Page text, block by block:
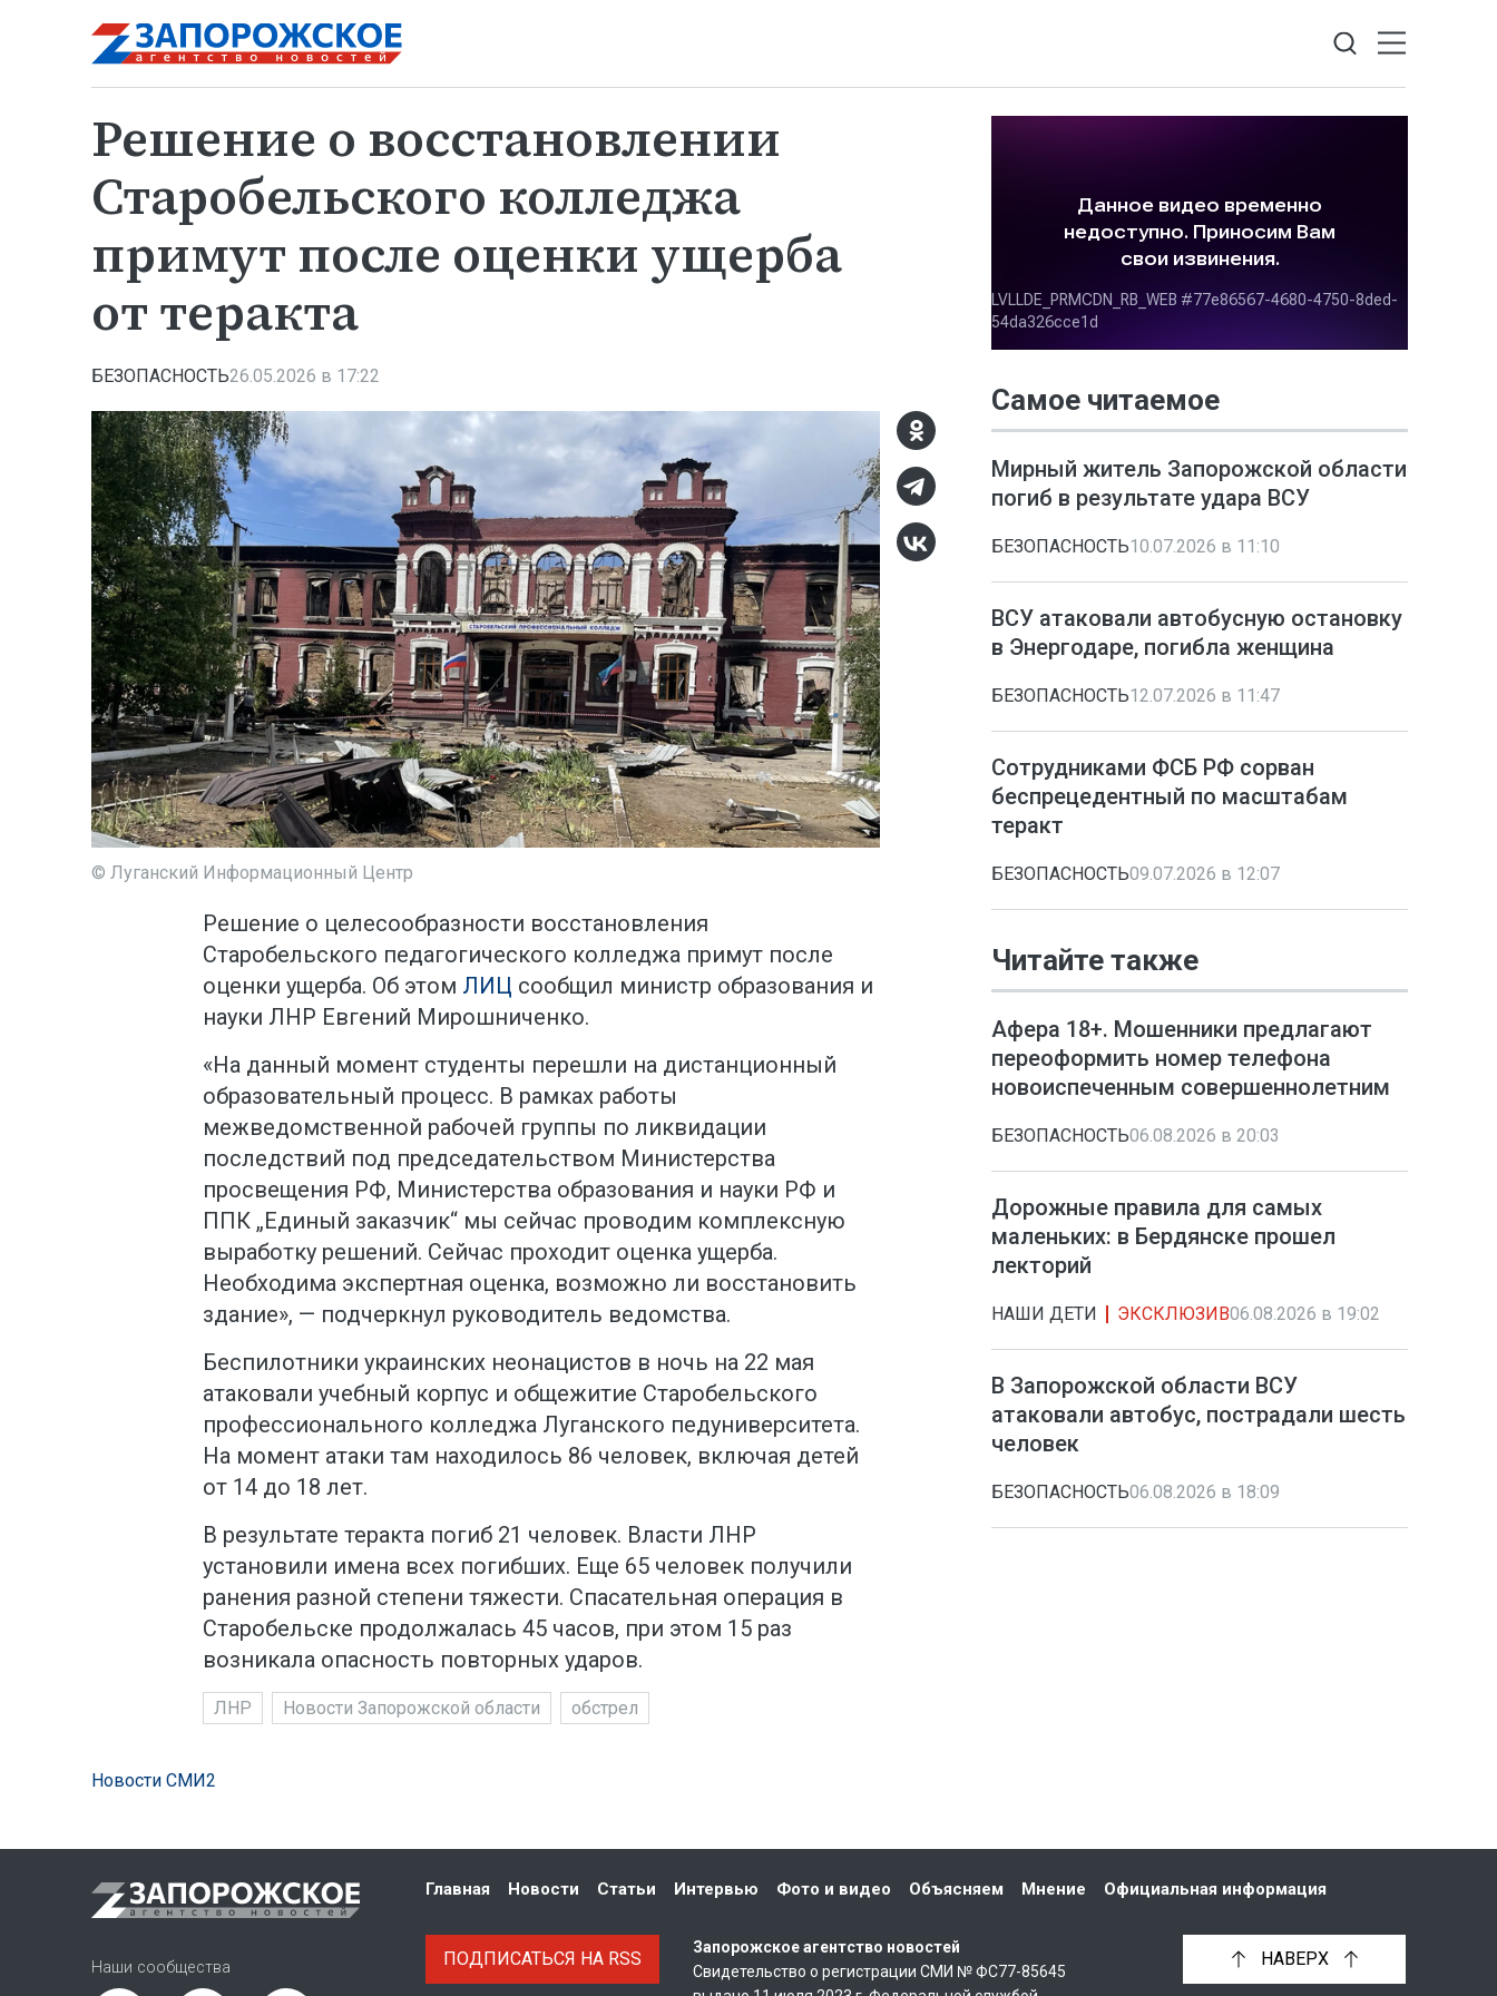
Решение о восстановлении
Старобельского колледжа
примут после оценки ущерба
от теракта
БЕЗОПАСНОСТЬ26.05.2026 в 17:22
© Луганский Информационный Центр
Решение о целесообразности восстановления
Старобельского педагогического колледжа примут после
оценки ущерба. Об этом ЛИЦ сообщил министр образования и
науки ЛНР Евгений Мирошниченко.
«На данный момент студенты перешли на дистанционный
образовательный процесс. В рамках работы
межведомственной рабочей группы по ликвидации
последствий под председательством Министерства
просвещения РФ, Министерства образования и науки РФ и
ППК „Единый заказчик“ мы сейчас проводим комплексную
выработку решений. Сейчас проходит оценка ущерба.
Необходима экспертная оценка, возможно ли восстановить
здание», — подчеркнул руководитель ведомства.
Беспилотники украинских неонацистов в ночь на 22 мая
атаковали учебный корпус и общежитие Старобельского
профессионального колледжа Луганского педуниверситета.
На момент атаки там находилось 86 человек, включая детей
от 14 до 18 лет.
В результате теракта погиб 21 человек. Власти ЛНР
установили имена всех погибших. Еще 65 человек получили
ранения разной степени тяжести. Спасательная операция в
Старобельске продолжалась 45 часов, при этом 15 раз
возникала опасность повторных ударов.
ЛНР Новости Запорожской области обстрел
Самое читаемое
Мирный житель Запорожской области
погиб в результате удара ВСУ
БЕЗОПАСНОСТЬ10.07.2026 в 11:10
ВСУ атаковали автобусную остановку
в Энергодаре, погибла женщина
БЕЗОПАСНОСТЬ12.07.2026 в 11:47
Сотрудниками ФСБ РФ сорван
беспрецедентный по масштабам
теракт
БЕЗОПАСНОСТЬ09.07.2026 в 12:07
Читайте также
Афера 18+. Мошенники предлагают
переоформить номер телефона
новоиспеченным совершеннолетним
БЕЗОПАСНОСТЬ06.08.2026 в 20:03
Дорожные правила для самых
маленьких: в Бердянске прошел
лекторий
НАШИ ДЕТИ ЭКСКЛЮЗИВ06.08.2026 в 19:02
В Запорожской области ВСУ
атаковали автобус, пострадали шесть
человек
БЕЗОПАСНОСТЬ06.08.2026 в 18:09
Новости СМИ2
НАВЕРХ
Наши сообщества ПОДПИСАТЬСЯ НА RSS
Главная Новости Статьи Интервью Фото и видео Объясняем Мнение Официальная информация
Запорожское агентство новостей
Свидетельство о регистрации СМИ № ФС77-85645